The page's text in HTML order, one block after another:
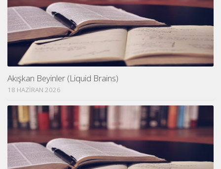
Akışkan Beyinler (Liquid Brains)
18 HAZIRAN 2026